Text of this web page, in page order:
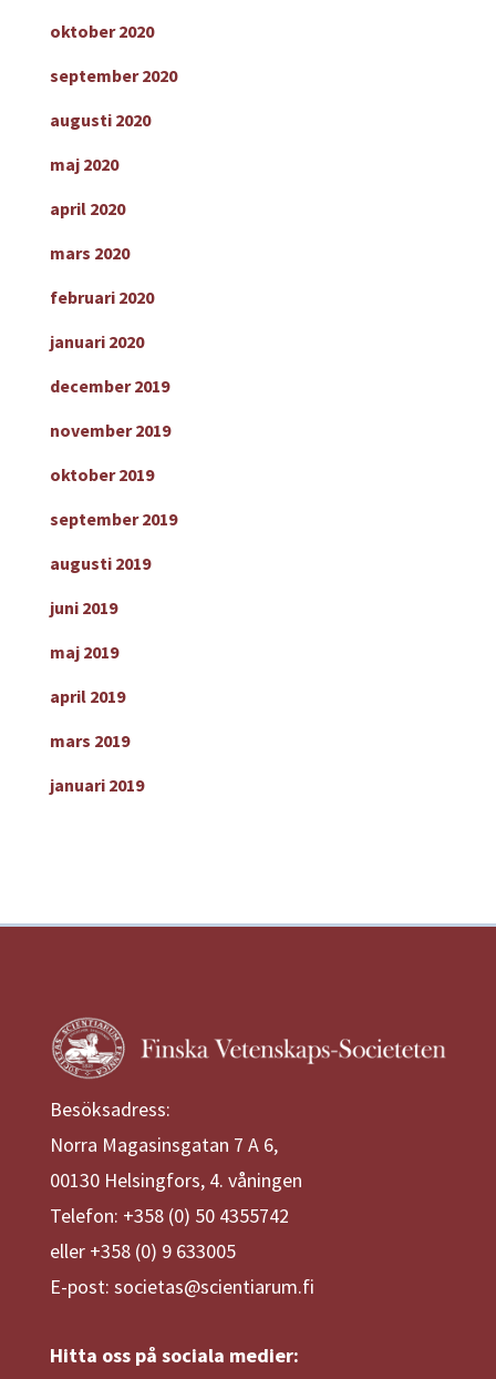
oktober 2020
september 2020
augusti 2020
maj 2020
april 2020
mars 2020
februari 2020
januari 2020
december 2019
november 2019
oktober 2019
september 2019
augusti 2019
juni 2019
maj 2019
april 2019
mars 2019
januari 2019
Besöksadress:
Norra Magasinsgatan 7 A 6,
00130 Helsingfors, 4. våningen
Telefon: +358 (0) 50 4355742
eller +358 (0) 9 633005
E-post: societas@scientiarum.fi
Hitta oss på sociala medier: